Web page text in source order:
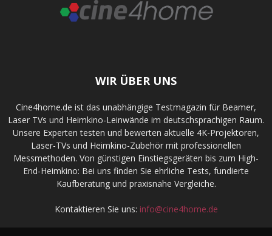
WIR ÜBER UNS
Cine4home.de ist das unabhängige Testmagazin für Beamer,
Laser TVs und Heimkino-Leinwände im deutschsprachigen Raum.
Unsere Experten testen und bewerten aktuelle 4K-Projektoren,
Laser-TVs und Heimkino-Zubehör mit professionellen
Messmethoden. Von günstigen Einstiegsgeräten bis zum High-
End-Heimkino: Bei uns finden Sie ehrliche Tests, fundierte
Kaufberatung und praxisnahe Vergleiche.
Kontaktieren Sie uns: info@cine4home.de